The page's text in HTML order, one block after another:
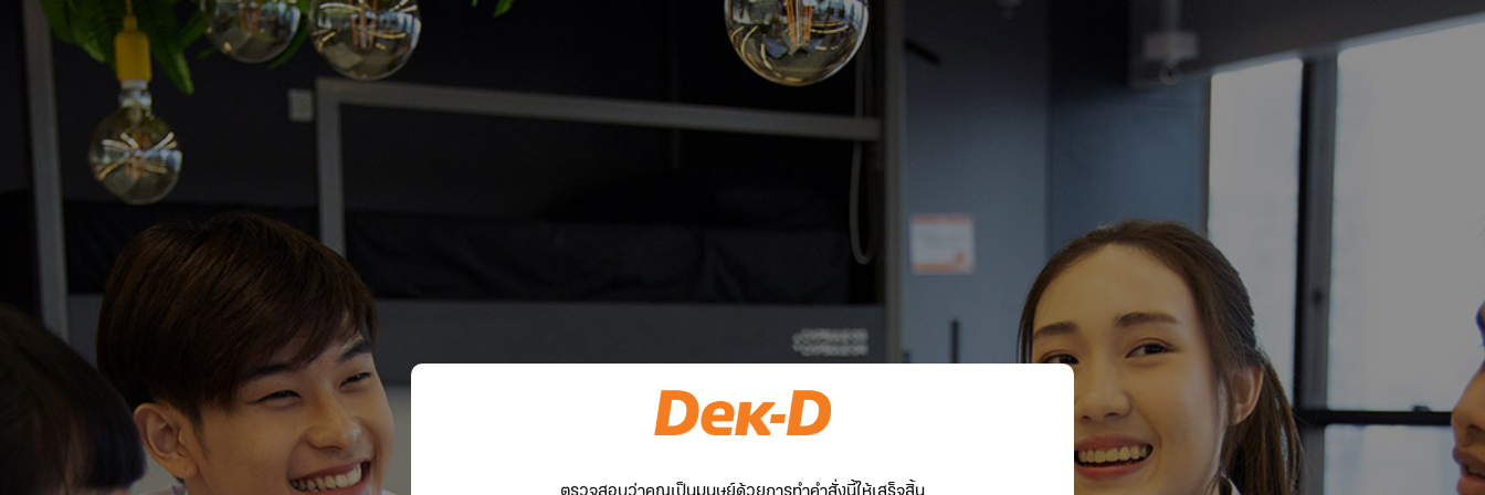
ตรวจสอบว่าคุณเป็นมนุษย์ด้วยการทำคำสั่งนี้ให้เสร็จสิ้น